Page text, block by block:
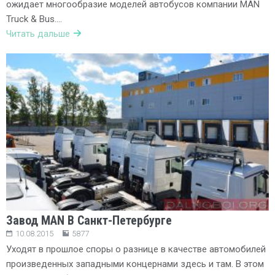
ожидает многообразие моделей автобусов компании MAN
Truck & Bus….
Читать дальше
Завод MAN В Санкт-Петербурге
10.08.2015 5877
Уходят в прошлое споры о разнице в качестве автомобилей
произведенных западными концернами здесь и там. В этом